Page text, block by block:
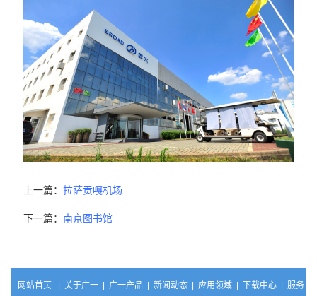
上一篇： 拉萨贡嘎机场
下一篇： 南京图书馆
网站首页 关于广一 广一产品 新闻动态 应用领域 下载中心 服务